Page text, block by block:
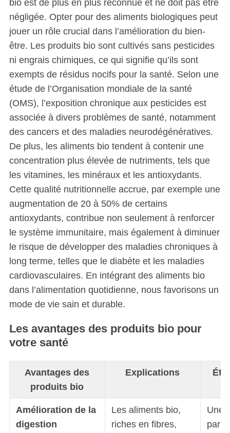
bio est de plus en plus reconnue et ne doit pas être
négligée. Opter pour des aliments biologiques peut
jouer un rôle crucial dans l’amélioration du bien-
être. Les produits bio sont cultivés sans pesticides
ni engrais chimiques, ce qui signifie qu’ils sont
exempts de résidus nocifs pour la santé. Selon une
étude de l’Organisation mondiale de la santé
(OMS), l’exposition chronique aux pesticides est
associée à divers problèmes de santé, notamment
des cancers et des maladies neurodégénératives.
De plus, les aliments bio tendent à contenir une
concentration plus élevée de nutriments, tels que
les vitamines, les minéraux et les antioxydants.
Cette qualité nutritionnelle accrue, par exemple une
augmentation de 20 à 50% de certains
antioxydants, contribue non seulement à renforcer
le système immunitaire, mais également à diminuer
le risque de développer des maladies chroniques à
long terme, telles que le diabète et les maladies
cardiovasculaires. En intégrant des aliments bio
dans l’alimentation quotidienne, nous favorisons un
mode de vie sain et durable.
Les avantages des produits bio pour
votre santé
Avantages des
produits bio
Explications
Amélioration de la
digestion
Les aliments bio,
riches en fibres,
Une
par